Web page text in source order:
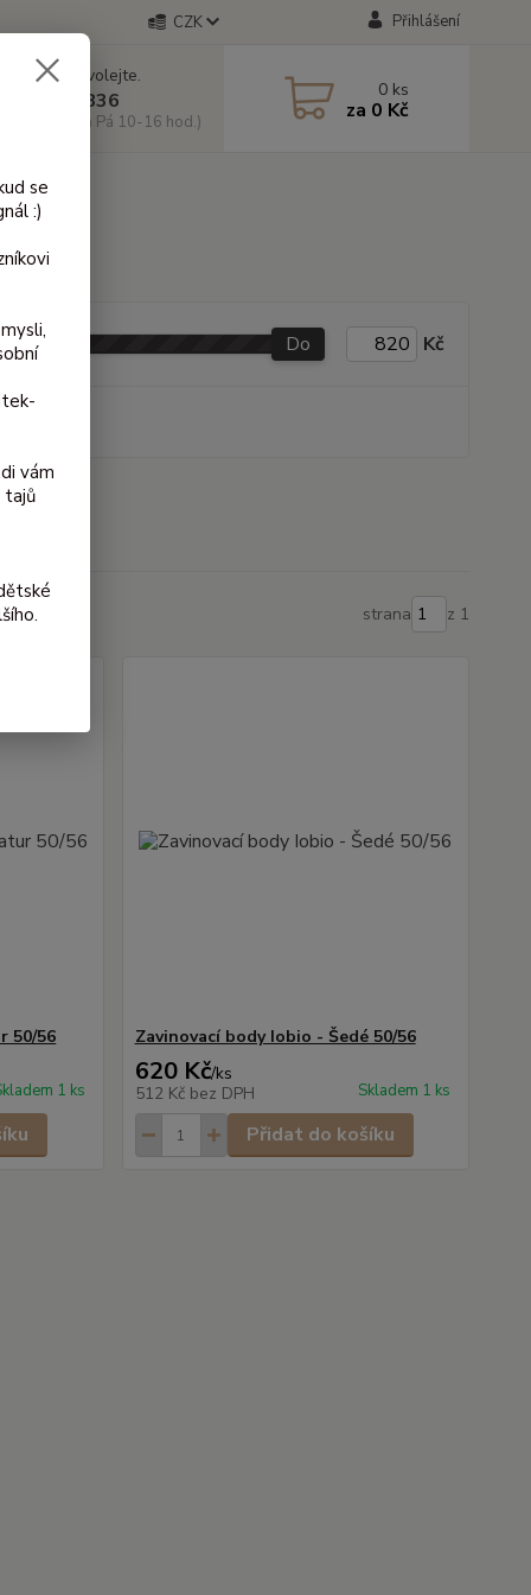
CZK Přihlášení
si rady? Zavolejte.
603 818 836
10-18 hod. a Pá 10-16 hod.)
0 ks
za 0 Kč
Do Kč
strana z 1
50/56
1 ks
Zavinovací body Iobio - Šedé 50/56
620 Kč/ks
512 Kč bez DPH Skladem 1 ks
Přidat do košíku
se
:)
vám
tajů